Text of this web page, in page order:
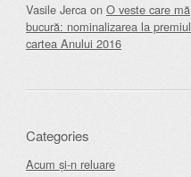
Vasile Jerca on O veste care mă
bucură: nominalizarea la premiul
cartea Anului 2016
Categories
Acum și-n reluare